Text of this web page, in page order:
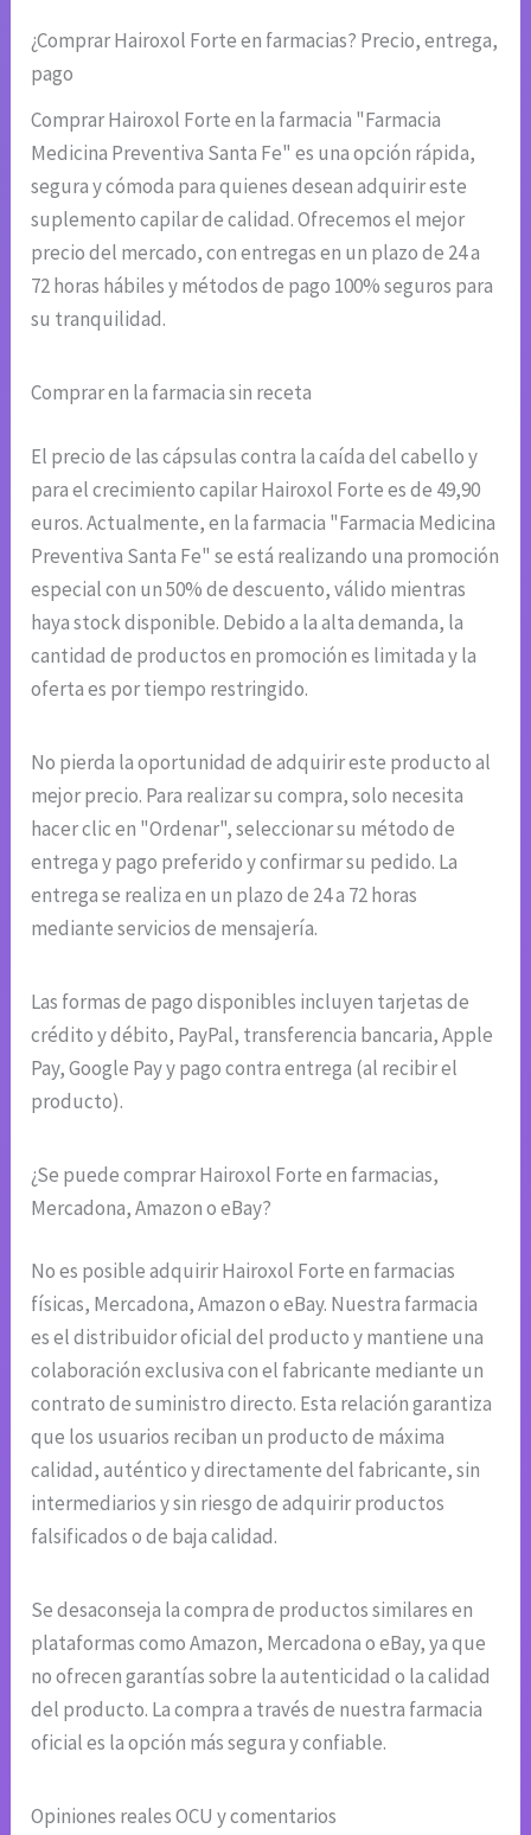
¿Comprar Hairoxol Forte en farmacias? Precio, entrega,
pago
Comprar Hairoxol Forte en la farmacia "Farmacia
Medicina Preventiva Santa Fe" es una opción rápida,
segura y cómoda para quienes desean adquirir este
suplemento capilar de calidad. Ofrecemos el mejor
precio del mercado, con entregas en un plazo de 24 a
72 horas hábiles y métodos de pago 100% seguros para
su tranquilidad.
Comprar en la farmacia sin receta
El precio de las cápsulas contra la caída del cabello y
para el crecimiento capilar Hairoxol Forte es de 49,90
euros. Actualmente, en la farmacia "Farmacia Medicina
Preventiva Santa Fe" se está realizando una promoción
especial con un 50% de descuento, válido mientras
haya stock disponible. Debido a la alta demanda, la
cantidad de productos en promoción es limitada y la
oferta es por tiempo restringido.
No pierda la oportunidad de adquirir este producto al
mejor precio. Para realizar su compra, solo necesita
hacer clic en "Ordenar", seleccionar su método de
entrega y pago preferido y confirmar su pedido. La
entrega se realiza en un plazo de 24 a 72 horas
mediante servicios de mensajería.
Las formas de pago disponibles incluyen tarjetas de
crédito y débito, PayPal, transferencia bancaria, Apple
Pay, Google Pay y pago contra entrega (al recibir el
producto).
¿Se puede comprar Hairoxol Forte en farmacias,
Mercadona, Amazon o eBay?
No es posible adquirir Hairoxol Forte en farmacias
físicas, Mercadona, Amazon o eBay. Nuestra farmacia
es el distribuidor oficial del producto y mantiene una
colaboración exclusiva con el fabricante mediante un
contrato de suministro directo. Esta relación garantiza
que los usuarios reciban un producto de máxima
calidad, auténtico y directamente del fabricante, sin
intermediarios y sin riesgo de adquirir productos
falsificados o de baja calidad.
Se desaconseja la compra de productos similares en
plataformas como Amazon, Mercadona o eBay, ya que
no ofrecen garantías sobre la autenticidad o la calidad
del producto. La compra a través de nuestra farmacia
oficial es la opción más segura y confiable.
Opiniones reales OCU y comentarios